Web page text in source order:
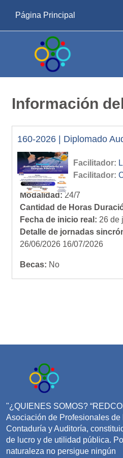
Página Principal
Información
160-2026 | Diplomado
Facilitador:
Facilitador:
Modalidad:24/7
Cantidad de Horas
Fecha de inicio real : 26 de
Detalle de jornadas
26/06/2026 16/07/2026
Becas: No
"¿QUIENES SOMOS?
Asociación de Profesionales de
Contaduría y Auditoría,
de lucro y de utilidad pública.
naturaleza no persigue ningún